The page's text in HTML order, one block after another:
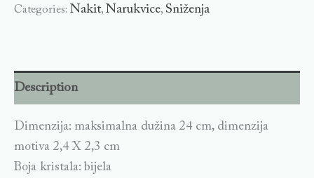
Categories: Nakit, Narukvice, Sniženja
Description
Dimenzija: maksimalna dužina 24 cm, dimenzija
motiva 2,4 X 2,3 cm
Boja kristala: bijela